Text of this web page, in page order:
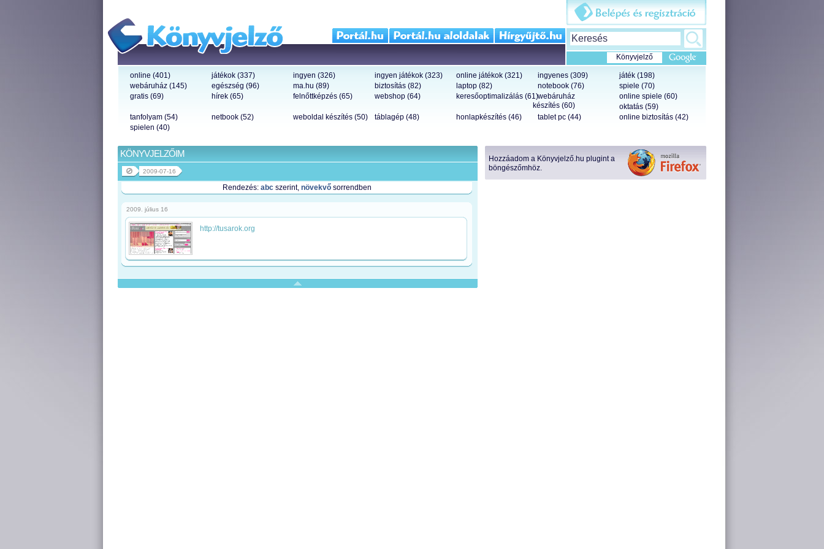
online (401) játékok (337) ingyen (326) ingyen játékok (323) online játékok (321) ingyenes (309)
játék (198)
webáruház (145)
egészség (96) ma.hu (89) biztosítás (82) laptop (82) notebook (76)
spiele (70)
gratis (69)
hírek (65) felnőttképzés (65) webshop (64) keresőoptimalizálás (61)webáruház
készítés (60)
online spiele (60)
oktatás (59)
tanfolyam (54)
netbook (52) weboldal készítés (50) táblagép (48) honlapkészítés (46) tablet pc (44)
online biztosítás (42)
spielen (40)
Könyvjelző
KÖNYVJELZŐIM
2009-07-16
Rendezés: abcszerint, növekvősorrendben
2009. július 16
http://tusarok.org
Hozzáadom a Könyvjelző.hu plugint a
böngészőmhöz.